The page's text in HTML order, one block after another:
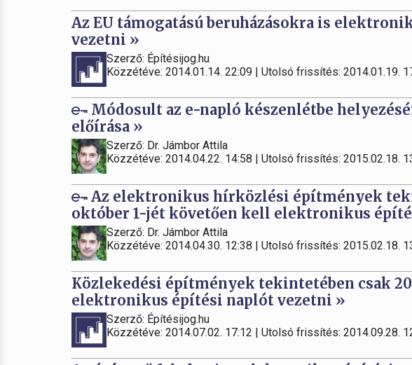
Az EU támogatású beruházásokra is
vezetni »
Szerző: Építésijog.hu
Közzétéve: 2014.01.14. 22:09 | Utolsó frissítés: 2014.01.19.
Módosult az e-napló készenlétbe
előírása »
Szerző: Dr. Jámbor Attila
Közzétéve: 2014.04.22. 14:58 | Utolsó frissítés: 2015.02.18.
Az elektronikus hírközlési építmények
október 1-jét követően kell elektronikus
Szerző: Dr. Jámbor Attila
Közzétéve: 2014.04.30. 12:38 | Utolsó frissítés: 2015.02.18.
Közlekedési építmények tekintetében csak
elektronikus építési naplót vezetni »
Szerző: Építésijog.hu
Közzétéve: 2014.07.02. 17:12 | Utolsó frissítés: 2014.09.28.